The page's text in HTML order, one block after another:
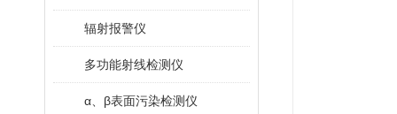
辐射报警仪
多功能射线检测仪
α、β表面污染检测仪